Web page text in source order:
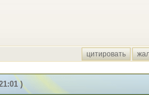
цитировать
)